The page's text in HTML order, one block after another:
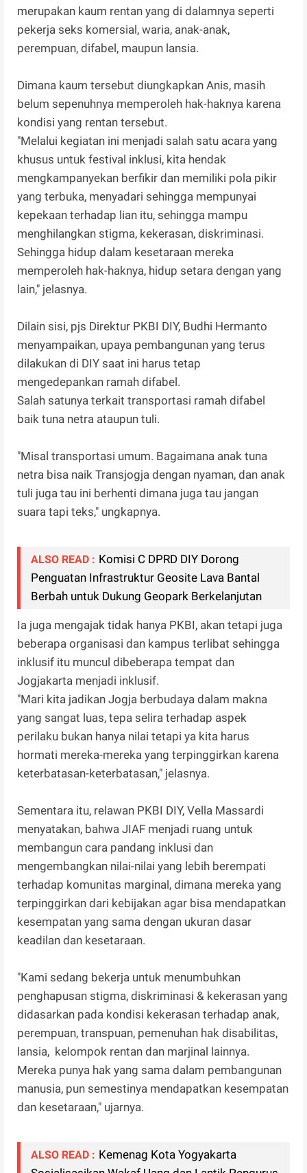
merupakan kaum rentan yang di dalamnya seperti
pekerja seks komersial, waria, anak-anak,
perempuan, difabel, maupun lansia.
Dimana kaum tersebut diungkapkan Anis, masih
belum sepenuhnya memperoleh hak-haknya karena
kondisi yang rentan tersebut.
"Melalui kegiatan ini menjadi salah satu acara yang
khusus untuk festival inklusi, kita hendak
mengkampanyekan berfikir dan memiliki pola pikir
yang terbuka, menyadari sehingga mempunyai
kepekaan terhadap lian itu, sehingga mampu
menghilangkan stigma, kekerasan, diskriminasi.
Sehingga hidup dalam kesetaraan mereka
memperoleh hak-haknya, hidup setara dengan yang
lain," jelasnya.
Dilain sisi, pjs Direktur PKBI DIY, Budhi Hermanto
menyampaikan, upaya pembangunan yang terus
dilakukan di DIY saat ini harus tetap
mengedepankan ramah difabel.
Salah satunya terkait transportasi ramah difabel
baik tuna netra ataupun tuli.
"Misal transportasi umum. Bagaimana anak tuna
netra bisa naik Transjogja dengan nyaman, dan anak
tuli juga tau ini berhenti dimana juga tau jangan
suara tapi teks," ungkapnya.
ALSO READ : Komisi C DPRD DIY Dorong
Penguatan Infrastruktur Geosite Lava Bantal
Berbah untuk Dukung Geopark Berkelanjutan
Ia juga mengajak tidak hanya PKBI, akan tetapi juga
beberapa organisasi dan kampus terlibat sehingga
inklusif itu muncul dibeberapa tempat dan
Jogjakarta menjadi inklusif.
"Mari kita jadikan Jogja berbudaya dalam makna
yang sangat luas, tepa selira terhadap aspek
perilaku bukan hanya nilai tetapi ya kita harus
hormati mereka-mereka yang terpinggirkan karena
keterbatasan-keterbatasan," jelasnya.
Sementara itu, relawan PKBI DIY, Vella Massardi
menyatakan, bahwa JIAF menjadi ruang untuk
membangun cara pandang inklusi dan
mengembangkan nilai-nilai yang lebih berempati
terhadap komunitas marginal, dimana mereka yang
terpinggirkan dari kebijakan agar bisa mendapatkan
kesempatan yang sama dengan ukuran dasar
keadilan dan kesetaraan.
"Kami sedang bekerja untuk menumbuhkan
penghapusan stigma, diskriminasi & kekerasan yang
didasarkan pada kondisi kekerasan terhadap anak,
perempuan, transpuan, pemenuhan hak disabilitas,
lansia, kelompok rentan dan marjinal lainnya.
Mereka punya hak yang sama dalam pembangunan
manusia, pun semestinya mendapatkan kesempatan
dan kesetaraan," ujarnya.
ALSO READ : Kemenag Kota Yogyakarta